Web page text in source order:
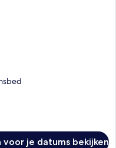
voor je datums bekijken